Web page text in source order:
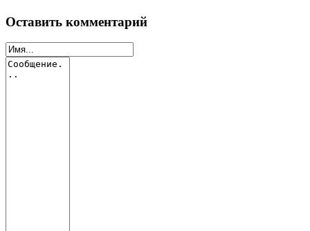
Оставить комментарий